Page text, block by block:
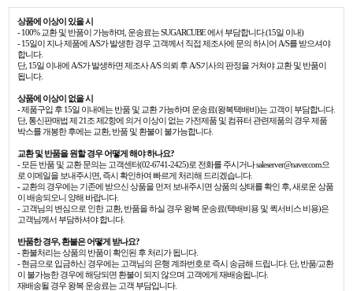
상품에 이상이 있을 시
- 100% 교환 및 반품이 가능하며, 운송료는 SUGARCUBE 에서 부담합니다.(15일 이내)
- 15일이 지나 제품에 A/S가 발생한 경우 고객께서 직접 제조사에 문의 하시어 A/S를 받으셔야
합니다.
단, 15일 이내에 A/S가 발생하면 제조사 A/S 의뢰 후 A/S기사의 판정을 거쳐야 교환 및 반품이
됩니다.
상품에 이상이 없을 시
- 제품구입 후 15일 이내에는 반품 및 교환 가능하며 운송료(왕복택배비)는 고객이 부담합니다.
단, 통신판매법 제 21조 제2항에 의거 이상이 없는 가전제품 및 컴퓨터 관련제품의 경우 제품
박스를 개봉한 후에는 교환, 반품 및 환불이 불가능합니다.
교환 및 반품을 원할 경우 어떻게 해야 하나요?
- 모든 반품 및 교환 문의는 고객센터(02-6741-2425)로 전화를 주시거나 saleserver@naver.com으
로 이메일을 보내주시면, 즉시 확인하여 빠르게 처리해 드리겠습니다.
- 교환의 경우에는 기존에 받으신 상품을 먼저 보내주시면 상품의 상태를 확인 후, 새로운 상품
이 배송되오니 양해 바랍니다.
- 고객님의 변심으로 인한 교환, 반품을 하실 경우 왕복 운송료(택배비용 및 퀵서비스 비용)은
고객님께서 부담하셔야 합니다.
반품한 경우, 환불은 어떻게 받나요?
- 환불처리는 상품의 반품이 확인된 후 처리가 됩니다.
- 현금으로 입금하신 경우에는 고객님의 은행 계좌번호로 즉시 송금해 드립니다. 단, 반품/교환
이 불가능한 경우에 해당되면 환불이 되지 않으며 고객에게 재배송됩니다.
재배송될 경우 왕복 운송료는 고객 부담입니다.